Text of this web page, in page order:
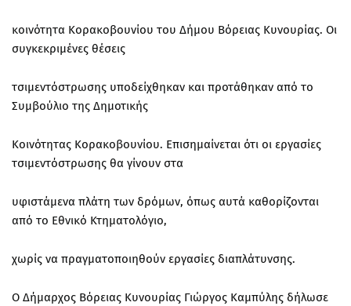
κοινότητα Κορακοβουνίου του Δήμου Βόρειας Κυνουρίας. Οι
συγκεκριμένες θέσεις
τσιμεντόστρωσης υποδείχθηκαν και προτάθηκαν από το
Συμβούλιο της Δημοτικής
Κοινότητας Κορακοβουνίου. Επισημαίνεται ότι οι εργασίες
τσιμεντόστρωσης θα γίνουν στα
υφιστάμενα πλάτη των δρόμων, όπως αυτά καθορίζονται
από το Εθνικό Κτηματολόγιο,
χωρίς να πραγματοποιηθούν εργασίες διαπλάτυνσης.
Ο Δήμαρχος Βόρειας Κυνουρίας Γιώργος Καμπύλης δήλωσε